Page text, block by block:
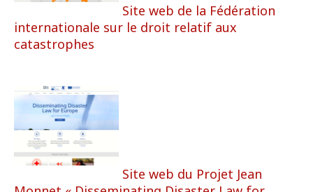
Site web de la Fédération
internationale sur le droit relatif aux
catastrophes
Site web du Projet Jean